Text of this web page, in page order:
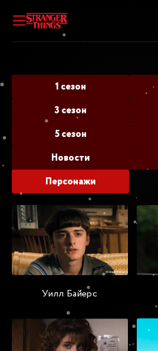
1 сезон
3 сезон
5 сезон
Новости
Персонажи
Уилл Байерс